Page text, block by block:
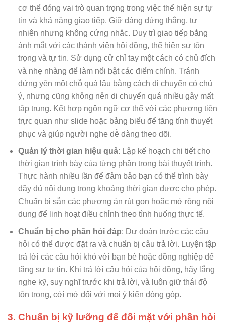
cơ thể đóng vai trò quan trọng trong việc thể hiện sự tự
tin và khả năng giao tiếp. Giữ dáng đứng thẳng, tự
nhiên nhưng không cứng nhắc. Duy trì giao tiếp bằng
ánh mắt với các thành viên hội đồng, thể hiện sự tôn
trọng và tự tin. Sử dụng cử chỉ tay một cách có chủ đích
và nhẹ nhàng để làm nổi bật các điểm chính. Tránh
đứng yên một chỗ quá lâu bằng cách di chuyển có chủ
ý, nhưng cũng không nên di chuyển quá nhiều gây mất
tập trung. Kết hợp ngôn ngữ cơ thể với các phương tiện
trực quan như slide hoặc bảng biểu để tăng tính thuyết
phục và giúp người nghe dễ dàng theo dõi.
Quản lý thời gian hiệu quả: Lập kế hoạch chi tiết cho
thời gian trình bày của từng phần trong bài thuyết trình.
Thực hành nhiều lần để đảm bảo bạn có thể trình bày
đầy đủ nội dung trong khoảng thời gian được cho phép.
Chuẩn bị sẵn các phương án rút gọn hoặc mở rộng nội
dung để linh hoạt điều chỉnh theo tình huống thực tế.
Chuẩn bị cho phần hỏi đáp: Dự đoán trước các câu
hỏi có thể được đặt ra và chuẩn bị câu trả lời. Luyện tập
trả lời các câu hỏi khó với bạn bè hoặc đồng nghiệp để
tăng sự tự tin. Khi trả lời câu hỏi của hội đồng, hãy lắng
nghe kỹ, suy nghĩ trước khi trả lời, và luôn giữ thái độ
tôn trọng, cởi mở đối với mọi ý kiến đóng góp.
3. Chuẩn bị kỹ lưỡng để đối mặt với phần hỏi